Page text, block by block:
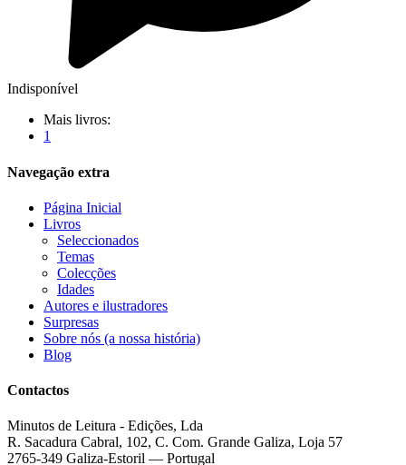
Indisponível
Mais livros:
1
Navegação extra
Página Inicial
Livros
Seleccionados
Temas
Colecções
Idades
Autores e ilustradores
Surpresas
Sobre nós (a nossa história)
Blog
Contactos
Minutos de Leitura - Edições, Lda
R. Sacadura Cabral, 102, C. Com. Grande Galiza, Loja 57
2765-349 Galiza-Estoril — Portugal